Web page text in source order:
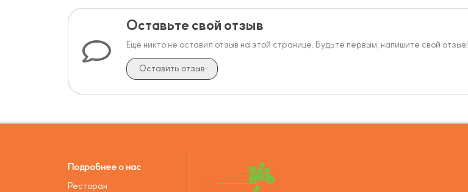
Оставьте свой отзыв
Еще никто не оставил отзыв на этой странице. Будьте первым, напишите свой отзыв!
Оставить отзыв
Подробнее о нас
Ресторан